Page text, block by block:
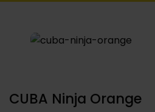
CUBA Ninja Orange